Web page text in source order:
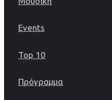
Events
Top 10
Πρόγραμμα